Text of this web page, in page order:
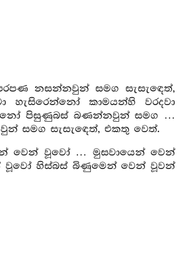
නසන්නවුන් සමග සැසැඳෙත්,
කාමයන්හි වරදවා
පිසුණුබස් බණන්නවුන් සමග …
සැසැඳෙත්, එකතු වෙත්.
වෙන් වූවෝ … මුසවායෙන් වෙන්
හිස්බස් බිණුමෙන් වෙන් වූවන්